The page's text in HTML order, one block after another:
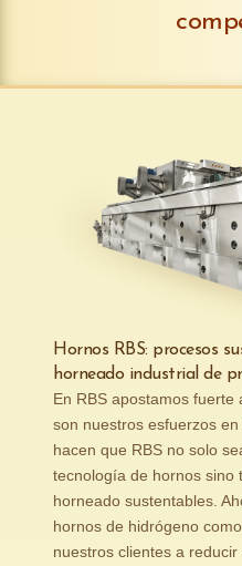
Hornos RBS: procesos
horneado industrial de
En RBS apostamos
son nuestros esfuerzos
hacen que RBS no solo
tecnología de hornos sino
horneado sustentables.
hornos de hidrógeno
nuestros clientes a